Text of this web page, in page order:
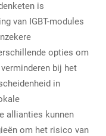
is
van IGBT-modules
opties om
bij het
in
allianties kunnen
om het risico van